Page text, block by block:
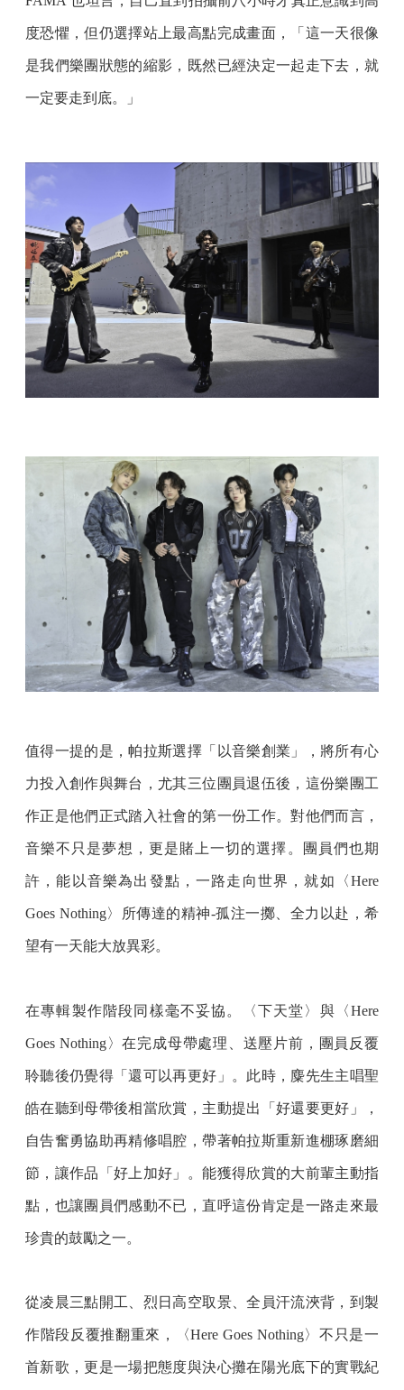
度恐懼，但仍選擇站上最高點完成畫面，「這一天很像
是我們樂團狀態的縮影，既然已經決定一起走下去，就
一定要走到底。」
值得一提的是，帕拉斯選擇「以音樂創業」，將所有心
力投入創作與舞台，尤其三位團員退伍後，這份樂團工
作正是他們正式踏入社會的第一份工作。對他們而言，
音樂不只是夢想，更是賭上一切的選擇。團員們也期
許，能以音樂為出發點，一路走向世界，就如〈Here
Goes Nothing〉所傳達的精神-孤注一擲、全力以赴，希
望有一天能大放異彩。
在專輯製作階段同樣毫不妥協。〈下天堂〉與〈Here
Goes Nothing〉在完成母帶處理、送壓片前，團員反覆
聆聽後仍覺得「還可以再更好」。此時，麋先生主唱聖
皓在聽到母帶後相當欣賞，主動提出「好還要更好」，
自告奮勇協助再精修唱腔，帶著帕拉斯重新進棚琢磨細
節，讓作品「好上加好」。能獲得欣賞的大前輩主動指
點，也讓團員們感動不已，直呼這份肯定是一路走來最
珍貴的鼓勵之一。
從凌晨三點開工、烈日高空取景、全員汗流浹背，到製
作階段反覆推翻重來，〈Here Goes Nothing〉不只是一
首新歌，更是一場把態度與決心攤在陽光底下的實戰紀